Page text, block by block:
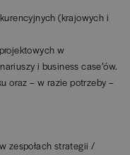
(krajowych i
w
i business case’ów.
oraz – w razie potrzeby –
zespołach strategii /